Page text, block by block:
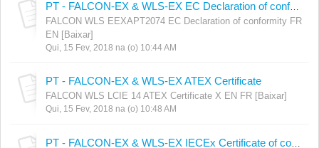
PT - FALCON-EX & WLS-EX EC Declaration of conformity FR EN
FALCON WLS EEXAPT2074 EC Declaration of conformity FR
EN [Baixar]
Qui, 15 Fev, 2018 na (o) 10:44 AM
PT - FALCON-EX & WLS-EX ATEX Certificate
FALCON WLS LCIE 14 ATEX Certificate X EN FR [Baixar]
Qui, 15 Fev, 2018 na (o) 10:48 AM